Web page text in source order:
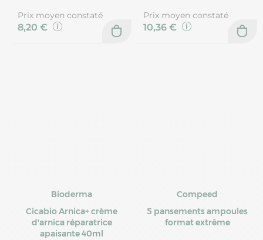
Prix moyen constaté
8,20 €
Prix moyen constaté
10,36 €
Bioderma
Cicabio Arnica+ crème
d'arnica réparatrice
apaisante 40ml
Compeed
5 pansements ampoules
format extrême